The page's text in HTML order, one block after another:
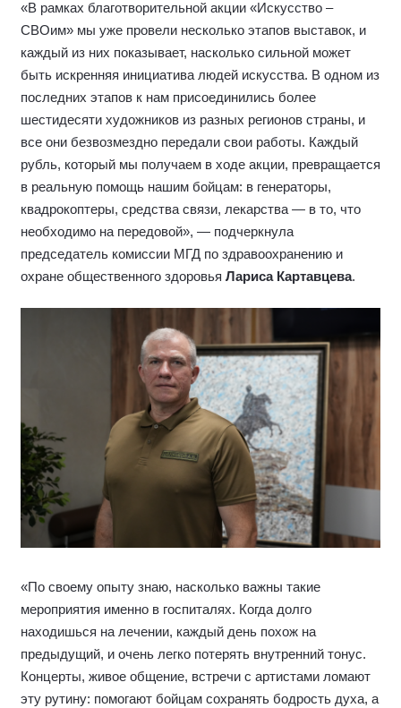
«В рамках благотворительной акции «Искусство –
СВОим» мы уже провели несколько этапов выставок, и
каждый из них показывает, насколько сильной может
быть искренняя инициатива людей искусства. В одном из
последних этапов к нам присоединились более
шестидесяти художников из разных регионов страны, и
все они безвозмездно передали свои работы. Каждый
рубль, который мы получаем в ходе акции, превращается
в реальную помощь нашим бойцам: в генераторы,
квадрокоптеры, средства связи, лекарства — в то, что
необходимо на передовой», — подчеркнула
председатель комиссии МГД по здравоохранению и
охране общественного здоровья Лариса Картавцева.
«По своему опыту знаю, насколько важны такие
мероприятия именно в госпиталях. Когда долго
находишься на лечении, каждый день похож на
предыдущий, и очень легко потерять внутренний тонус.
Концерты, живое общение, встречи с артистами ломают
эту рутину: помогают бойцам сохранять бодрость духа, а